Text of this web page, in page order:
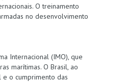
O treinamento
no desenvolvimento
Internacional (IMO), que
marítimas. O Brasil, ao
o cumprimento das